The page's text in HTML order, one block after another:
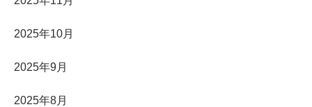
2025年10月
2025年9月
2025年8月